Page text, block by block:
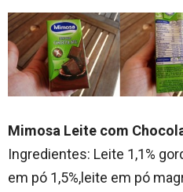
Mimosa Leite com
Ingredientes: Leite 1,1%
em pó 1,5%,leite em pó